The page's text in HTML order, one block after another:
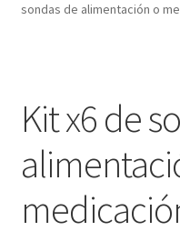
Tienda
sondas de alimentación o
Kit x6 de